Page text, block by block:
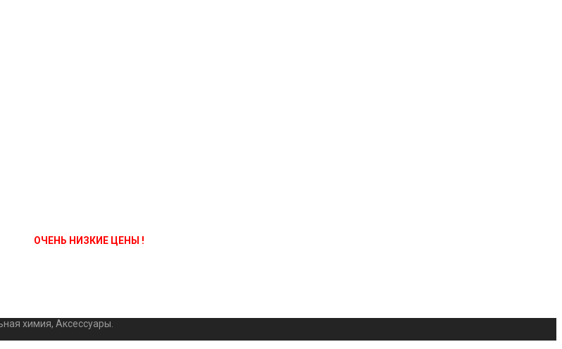
ОЧЕНЬ НИЗКИЕ ЦЕНЫ !
химия, Аксессуары.